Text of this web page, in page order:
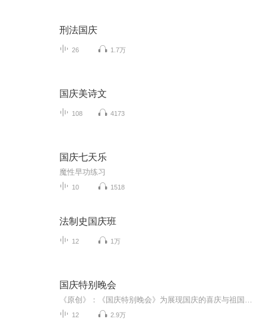
刑法国庆
26 1.7万
国庆美诗文
108 4173
国庆七天乐
魔性早功练习
10 1518
法制史国庆班
12 1万
国庆特别晚会
12 2.9万